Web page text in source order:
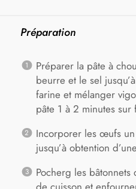
Préparation
Préparer la pâte à
beurre et le sel
farine et mélanger
pâte 1 à 2 minutes sur
Incorporer les œufs
jusqu’à obtention
Pocherg les